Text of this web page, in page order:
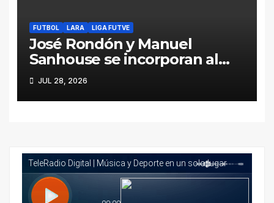
FUTBOL LARA LIGA FUTVE
José Rondón y Manuel
Sanhouse se incorporan al
Barquisimeto Sport Club
JUL 28, 2026